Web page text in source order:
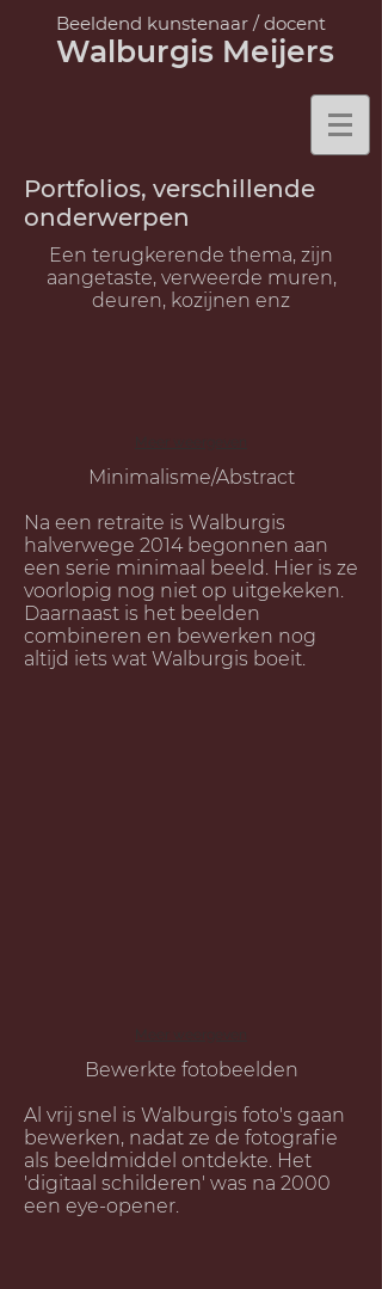
Beeldend kunstenaar /docent
Walburgis Meijers
Portfolios, verschillende
onderwerpen
Een terugkerende thema, zijn
aangetaste, verweerde muren,
deuren, kozijnen enz
Minimalisme/Abstract
Na een retraite is Walburgis
halverwege 2014 begonnen aan
een serie minimaal beeld. Hier is ze
voorlopig nog niet op uitgekeken.
Daarnaast is het beelden
combineren en bewerken nog
altijd iets wat Walburgis boeit.
Bewerkte fotobeelden
Al vrij snel is Walburgis foto's gaan
bewerken, nadat ze de fotografie
als beeldmiddel ontdekte. Het
'digitaal schilderen' was na 2000
een eye-opener.